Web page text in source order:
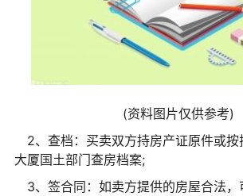
(资料图片仅供参考)
2、查档：买卖双方持房产证原件或
大厦国土部门查房档案;
3、签合同：如卖方提供的房屋合法